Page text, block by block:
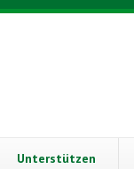
Unterstützen